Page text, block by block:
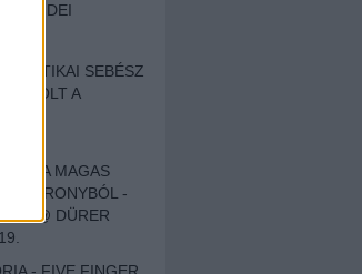
AZ IDEI
SEBÉSZ
VOLT A
A MAGAS
-
@ DÜRER